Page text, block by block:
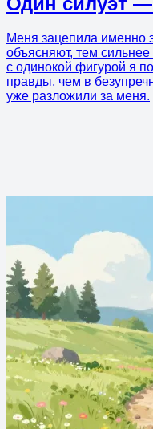
Меня зацепила именно
объясняют, тем
с одинокой фигурой я
правды, чем в
уже разложили за меня.